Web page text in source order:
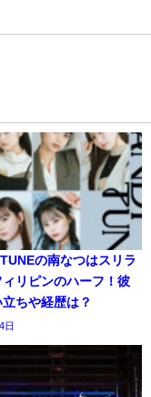
の南なつはスリラ
ィリピンのハーフ！彼
ちや経歴は？
日